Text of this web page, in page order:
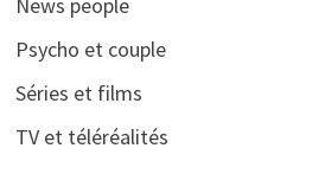
Psycho et couple
Séries et films
TV et téléréalités